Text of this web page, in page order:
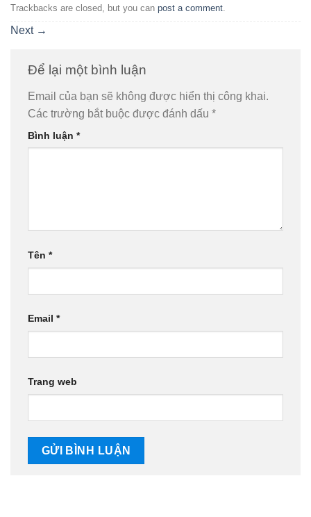
Trackbacks are closed, but you can post a comment.
Next →
Để lại một bình luận
Email của bạn sẽ không được hiển thị công khai.
Các trường bắt buộc được đánh dấu *
Bình luận *
Tên *
Email *
Trang web